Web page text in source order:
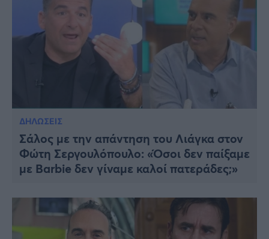
ΔΗΛΩΣΕΙΣ
Σάλος με την απάντηση του Λιάγκα στον
Φώτη Σεργουλόπουλο: «Όσοι δεν παίξαμε
με Barbie δεν γίναμε καλοί πατεράδες;»